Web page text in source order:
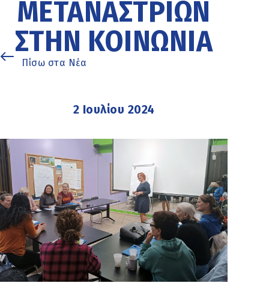
ΜΕΤΑΝΑΣΤΡΙΏΝ
ΣΤΗΝ ΚΟΙΝΩΝΊΑ
Πίσω στα Νέα
2 Ιουλίου 2024